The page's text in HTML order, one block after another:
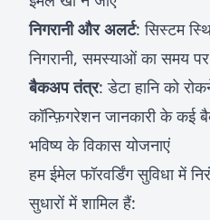
निगरानी और अलर्ट: सिस्टम
निगरानी, समस्याओं का समय
बैकअप तंत्र: डेटा हानि को
कॉन्फ़िगरेशन जानकारी के कई
भविष्य के विकास योजनाएं
हम ईमेल फॉरवर्डिंग सुविधा में
सुधारों में शामिल हैं: